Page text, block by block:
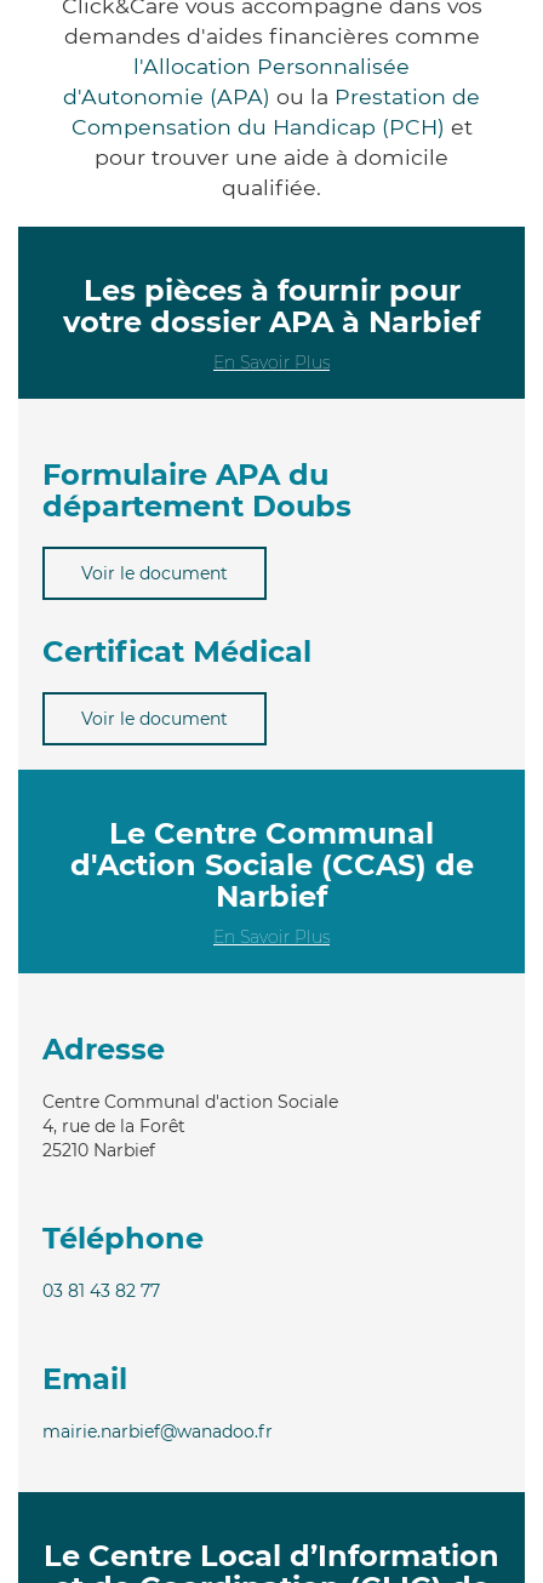
Click&Care vous accompagne dans vos
demandes d'aides financières comme
l'Allocation Personnalisée
d'Autonomie (APA) ou la Prestation de
Compensation du Handicap (PCH) et
pour trouver une aide à domicile
qualifiée.
Les pièces à fournir pour
votre dossier APA à Narbief
En Savoir Plus
Formulaire APA du
département Doubs
Voir le document
Certificat Médical
Voir le document
Le Centre Communal
d'Action Sociale (CCAS) de
Narbief
En Savoir Plus
Adresse
Centre Communal d'action Sociale
4, rue de la Forêt
25210 Narbief
Téléphone
03 81 43 82 77
Email
mairie.narbief@wanadoo.fr
Le Centre Local d’Information